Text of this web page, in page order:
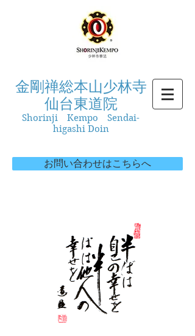
金剛禅総本山少林寺
仙台東道院
Shorinji Kempo Sendai-
higashi Doin
お問い合わせはこちらへ